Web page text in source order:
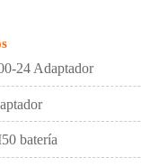
24 Adaptador
batería